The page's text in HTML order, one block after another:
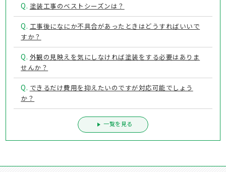
Q. 塗装工事のベストシーズンは？
Q. 工事後になにか不具合があったときはどうすればいいで
すか？
Q. 外観の見映えを気にしなければ塗装をする必要はありま
せんか？
Q. できるだけ費用を抑えたいのですが対応可能でしょう
か？
一覧を見る